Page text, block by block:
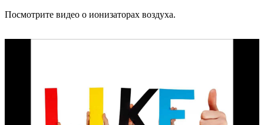
Посмотрите видео о ионизаторах воздуха.